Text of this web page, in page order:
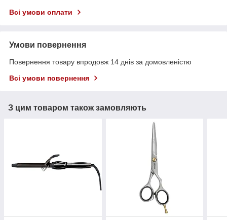
Всі умови оплати
Умови повернення
Повернення товару впродовж 14 днів за домовленістю
Всі умови повернення
З цим товаром також замовляють